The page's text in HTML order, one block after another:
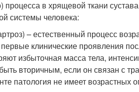
процесса в хрящевой ткани
системы человека:
– естественный процесс
клинические проявления
избыточная масса тела,
вторичным, если он связан с
патология не имеет возрастных